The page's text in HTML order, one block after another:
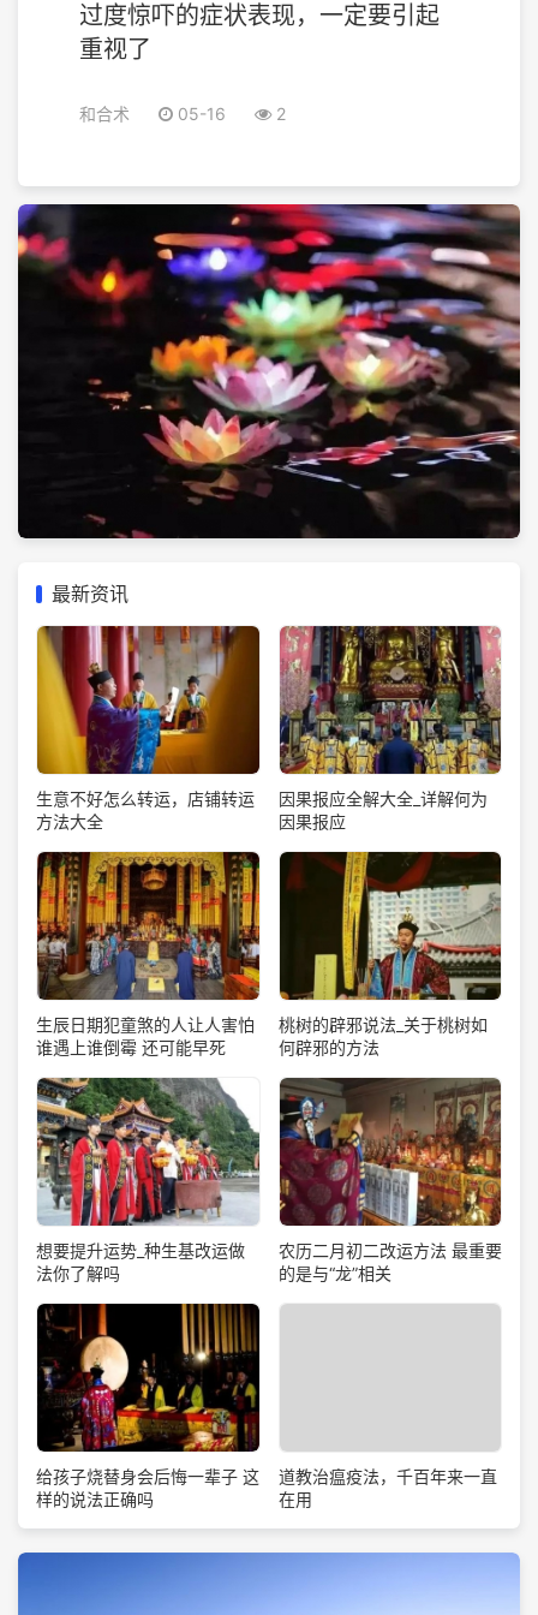
过度惊吓的症状表现，一定要引起
重视了
和合术 05-16 2
最新资讯
生意不好怎么转运，店铺转运
方法大全
因果报应全解大全_详解何为
因果报应
生辰日期犯童煞的人让人害怕
谁遇上谁倒霉 还可能早死
桃树的辟邪说法_关于桃树如
何辟邪的方法
想要提升运势_种生基改运做
法你了解吗
农历二月初二改运方法 最重要
的是与“龙”相关
给孩子烧替身会后悔一辈子 这
样的说法正确吗
道教治瘟疫法，千百年来一直
在用